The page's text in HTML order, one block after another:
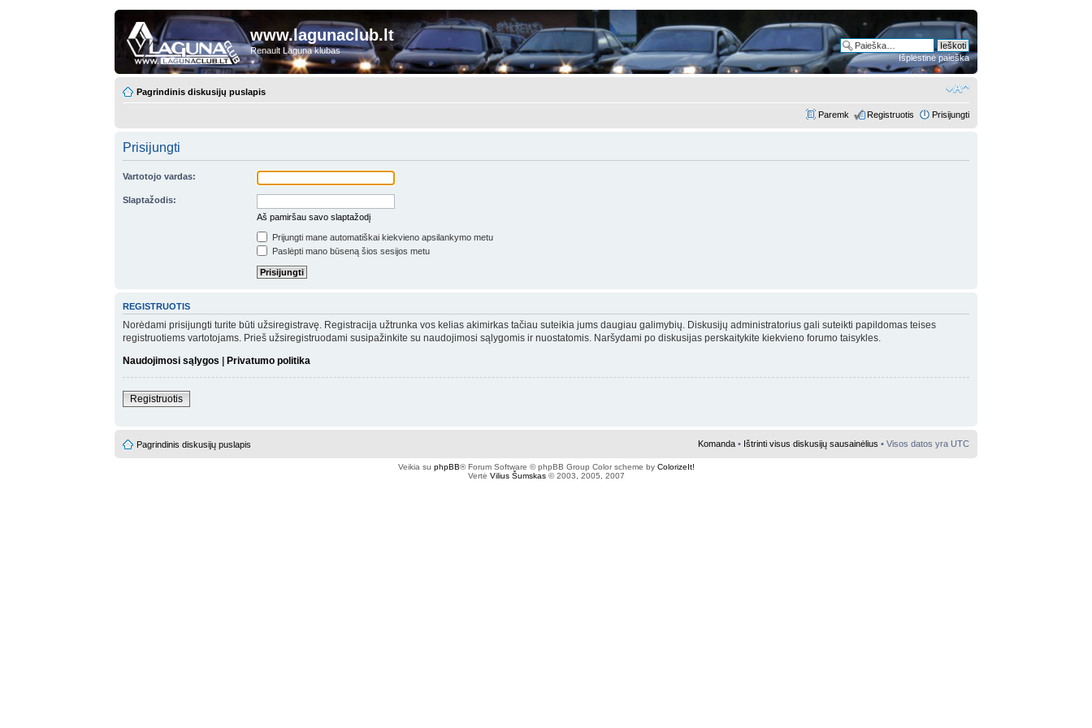
www.lagunaclub.lt
Renault Laguna klubas
Išplėstinė paieška
Pagrindinis diskusijų puslapis
Paremk Registruotis Prisijungti
Prisijungti
Vartotojo vardas:
Slaptažodis:
Aš pamiršau savo slaptažodį
Prijungti mane automatiškai kiekvieno apsilankymo metu
Paslėpti mano būseną šios sesijos metu
REGISTRUOTIS
Norėdami prisijungti turite būti užsiregistravę. Registracija užtrunka vos kelias akimirkas tačiau suteikia jums daugiau galimybių. Diskusijų administratorius gali suteikti papildomas teises
registruotiems vartotojams. Prieš užsiregistruodami susipažinkite su naudojimosi sąlygomis ir nuostatomis. Naršydami po diskusijas perskaitykite kiekvieno forumo taisykles.
Naudojimosi sąlygos
Privatumo politika
Registruotis
Pagrindinis diskusijų puslapis Komanda• Ištrinti visus diskusijų sausainėlius • Visos datos yra UTC
Veikia su phpBB® Forum Software © phpBB Group Color scheme by ColorizeIt!
Vertė Vilius Šumskas© 2003, 2005, 2007